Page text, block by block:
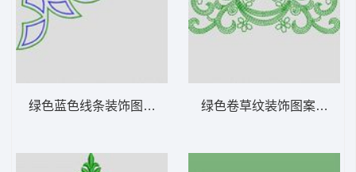
绿色蓝色线条装饰图案 植物花型绿色卷草纹装饰图案 植物